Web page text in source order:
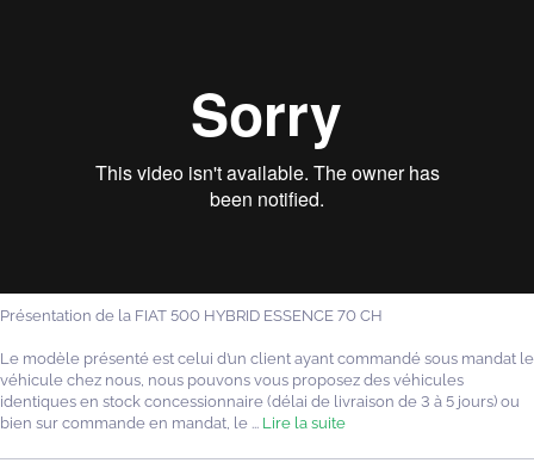
Présentation de la FIAT 500 HYBRID ESSENCE 70 CH
Le modèle présenté est celui d’un client ayant commandé sous mandat le
véhicule chez nous, nous pouvons vous proposez des véhicules
identiques en stock concessionnaire (délai de livraison de 3 à 5 jours) ou
bien sur commande en mandat, le ... Lire la suite